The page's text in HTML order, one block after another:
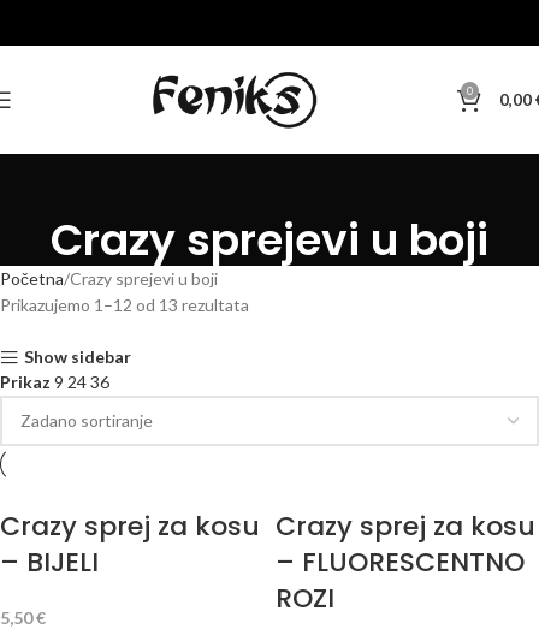
0 0,00
Crazy sprejevi u boji
Početna Crazy sprejevi u boji
Prikazujemo 1–12 od 13 rezultata
Show sidebar
Prikaz 9 2436
Crazy sprej za kosu
– BIJELI
5,50€
Crazy sprej za kosu
– FLUORESCENTNO
ROZI